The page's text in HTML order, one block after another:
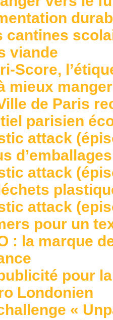
cantines
viande
Score,
mieux
de Paris
parisien
attack
attack
attack
pour un
: la marque
pour
Londonien
«